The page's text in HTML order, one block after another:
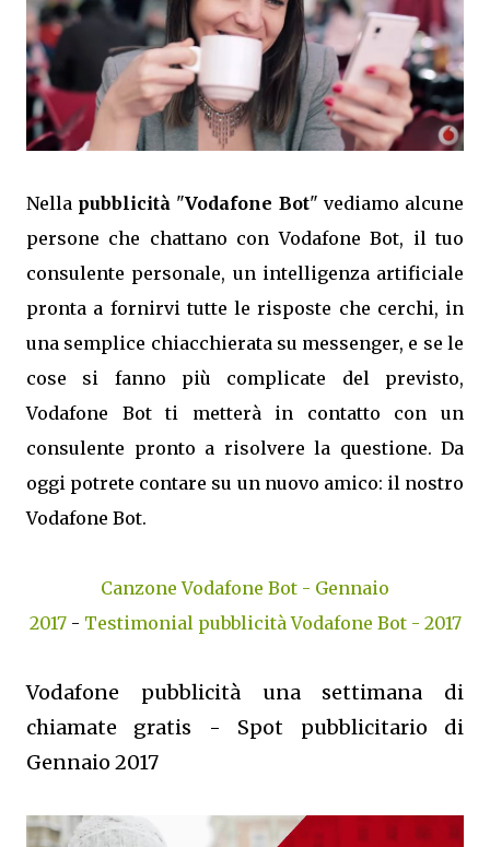
Nella pubblicità "Vodafone Bot" vediamo alcune
persone che chattano con Vodafone Bot, il tuo
consulente personale, un intelligenza artificiale
pronta a fornirvi tutte le risposte che cerchi, in
una semplice chiacchierata su messenger, e se le
cose si fanno più complicate del previsto,
Vodafone Bot ti metterà in contatto con un
consulente pronto a risolvere la questione. Da
oggi potrete contare su un nuovo amico: il nostro
Vodafone Bot.
Canzone Vodafone Bot - Gennaio
2017- Testimonial pubblicità Vodafone Bot - 2017
Vodafone pubblicità una settimana di
chiamate gratis - Spot pubblicitario di
Gennaio 2017